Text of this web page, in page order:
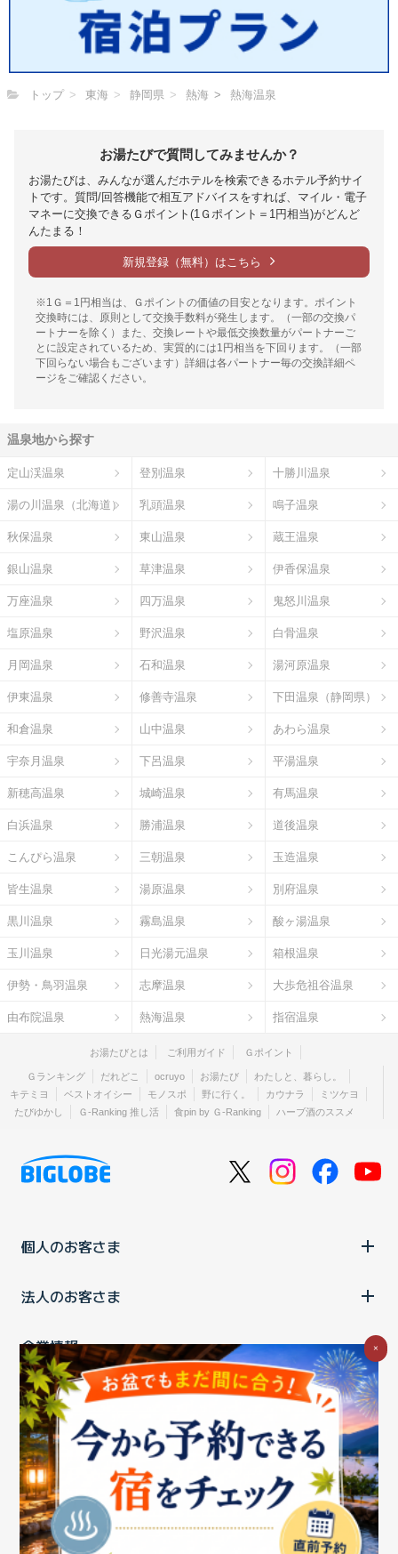
トップ 東海 静岡県 熱海 熱海温泉
お湯たびで質問してみませんか？
お湯たびは、みんなが選んだホテルを検索できるホテル予約サイ
トです。質問/回答機能で相互アドバイスをすれば、マイル・電子
マネーに交換できるＧポイント(1Ｇポイント＝1円相当)がどんど
んたまる！
新規登録（無料）はこちら
※1Ｇ＝1円相当は、Ｇポイントの価値の目安となります。ポイント
交換時には、原則として交換手数料が発生します。（一部の交換パ
ートナーを除く）また、交換レートや最低交換数量がパートナーご
とに設定されているため、実質的には1円相当を下回ります。（一部
下回らない場合もございます）詳細は各パートナー毎の交換詳細ペ
ージをご確認ください。
温泉地から探す
定山渓温泉 登別温泉 十勝川温泉
湯の川温泉（北海道） 乳頭温泉 鳴子温泉
秋保温泉 東山温泉 蔵王温泉
銀山温泉 草津温泉 伊香保温泉
万座温泉 四万温泉 鬼怒川温泉
塩原温泉 野沢温泉 白骨温泉
月岡温泉 石和温泉 湯河原温泉
伊東温泉 修善寺温泉 下田温泉（静岡県）
和倉温泉 山中温泉 あわら温泉
宇奈月温泉 下呂温泉 平湯温泉
新穂高温泉 城崎温泉 有馬温泉
白浜温泉 勝浦温泉 道後温泉
こんぴら温泉 三朝温泉 玉造温泉
皆生温泉 湯原温泉 別府温泉
黒川温泉 霧島温泉 酸ヶ湯温泉
玉川温泉 日光湯元温泉 箱根温泉
伊勢・鳥羽温泉 志摩温泉 大歩危祖谷温泉
由布院温泉 熱海温泉 指宿温泉
お湯たびとは ご利用ガイド Ｇポイント
Ｇランキング だれどこ ocruyo お湯たび
わたしと、暮らし。
キテミヨ
ベストオイシー モノスポ 野に行く。 カウナラ
ミツケヨ
たびゆかし
Ｇ-Ranking 推し活 食pin by Ｇ-Ranking ハーブ酒のススメ
個人のお客さま
法人のお客さま
企業情報
ご利用中の方
お問い合わせ消費税の表示 ウェブアクセシビリティの取り組み
個人情報保護ポリシープライバシーポータル
Cookieポリシー
特定商取引法に基づく表記情報セキュリティ基本方針
商標についてBIGLOBEトップ
×